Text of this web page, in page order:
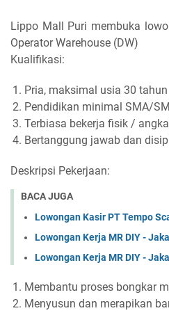
Lippo Mall Puri membuka
Operator Warehouse (DW)
Kualifikasi:
Pria, maksimal usia 30 tahun
Pendidikan minimal SMA/
Terbiasa bekerja fisik /
Bertanggung jawab dan
Deskripsi Pekerjaan:
BACA JUGA
Lowongan Kasir PT Tempo
Lowongan Kerja MR DIY -
Lowongan Kerja MR DIY -
Membantu proses bongkar
Menyusun dan merapikan